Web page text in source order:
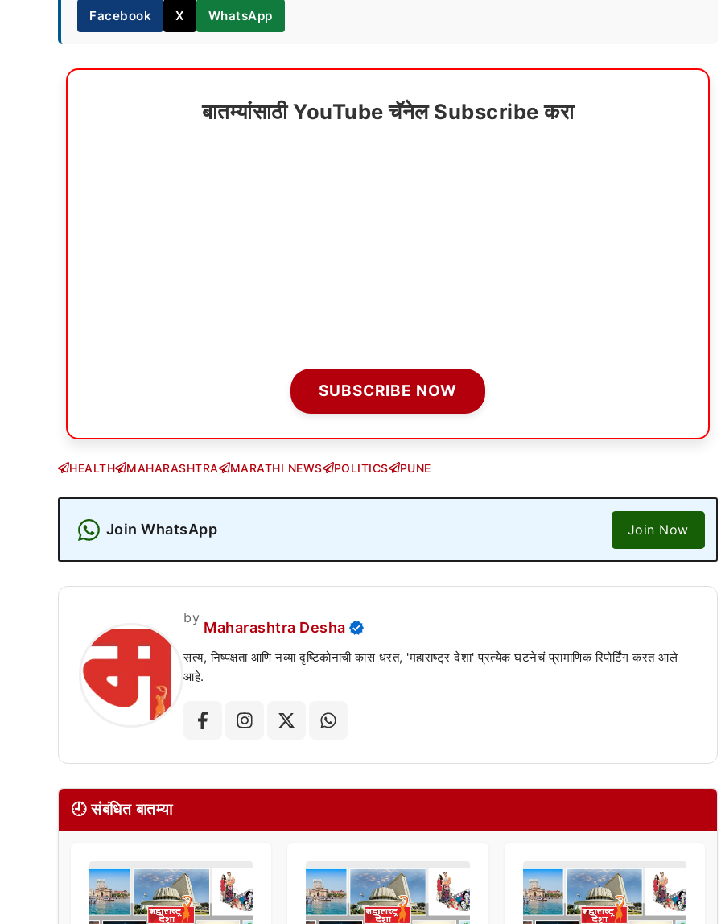
Facebook X WhatsApp
बातम्यांसाठी YouTube चॅनेल Subscribe करा
SUBSCRIBE NOW
HEALTH MAHARASHTRA MARATHI NEWS POLITICS PUNE
Join WhatsApp Join Now
by
Maharashtra Desha
सत्य, निष्पक्षता आणि नव्या दृष्टिकोनाची कास धरत, 'महाराष्ट्र देशा' प्रत्येक घटनेचं प्रामाणिक रिपोर्टिंग करत आले
आहे.
🕘 संबंधित बातम्या